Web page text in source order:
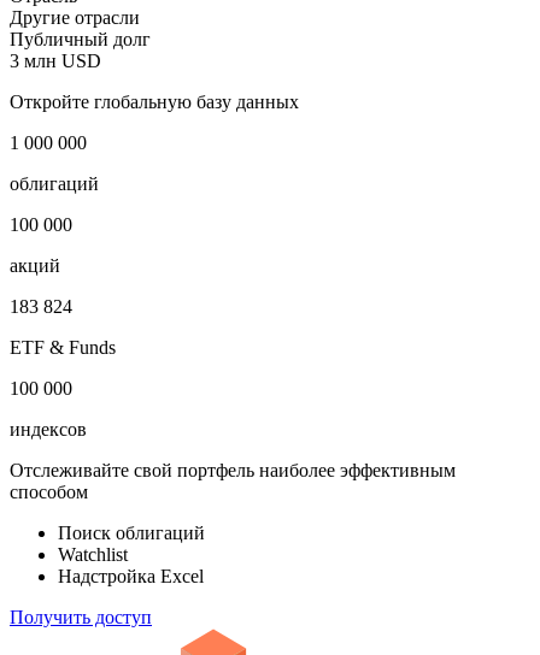
Другие отрасли
Публичный долг
3 млн USD
Откройте глобальную базу данных
1 000 000
облигаций
100 000
акций
183 824
ETF & Funds
100 000
индексов
Отслеживайте свой портфель наиболее эффективным
способом
Поиск облигаций
Watchlist
Надстройка Excel
Получить доступ